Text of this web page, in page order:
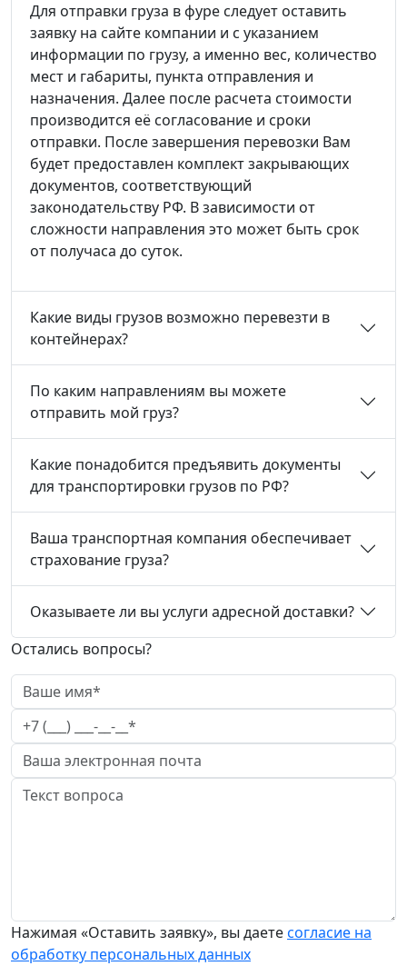
Для отправки груза в фуре следует оставить
заявку на сайте компании и с указанием
информации по грузу, а именно вес, количество
мест и габариты, пункта отправления и
назначения. Далее после расчета стоимости
производится её согласование и сроки
отправки. После завершения перевозки Вам
будет предоставлен комплект закрывающих
документов, соответствующий
законодательству РФ. В зависимости от
сложности направления это может быть срок
от получаса до суток.
Какие виды грузов возможно перевезти в
контейнерах?
По каким направлениям вы можете
отправить мой груз?
Какие понадобится предъявить документы
для транспортировки грузов по РФ?
Ваша транспортная компания обеспечивает
страхование груза?
Оказываете ли вы услуги адресной доставки?
Остались вопросы?
Нажимая «Оставить заявку», вы даетесогласие на
обработку персональных данных